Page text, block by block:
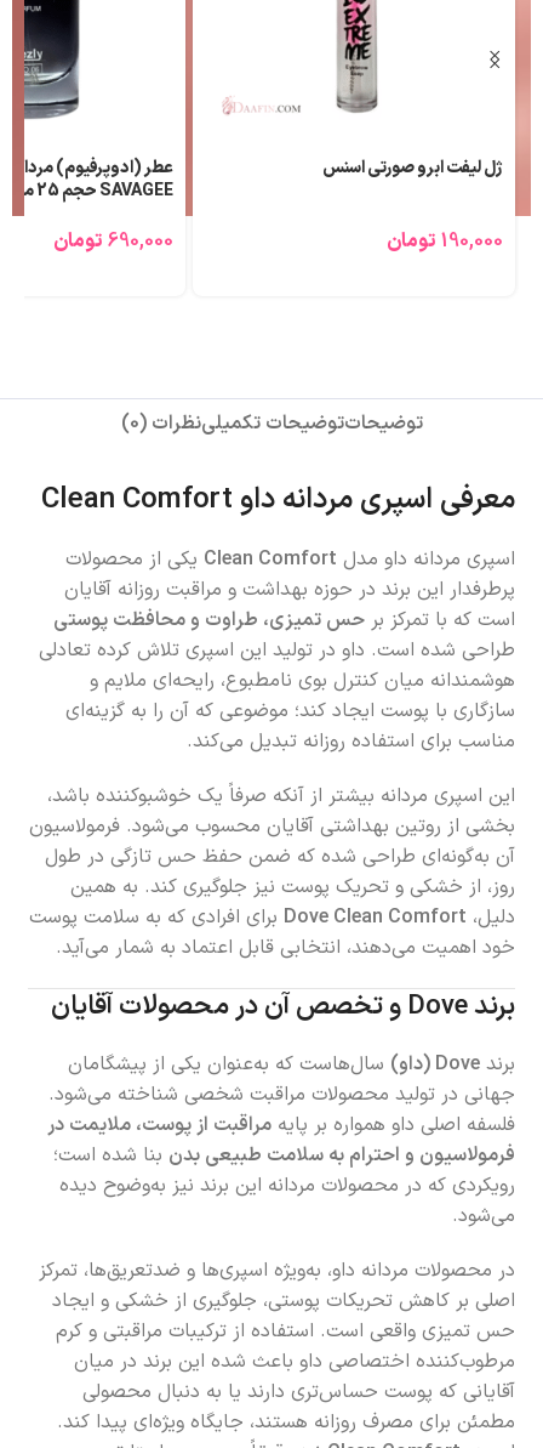
ژل لیفت ابرو صورتی اسنس
190,000 تومان
عطر (ادوپرفیوم) مردانه
SAVAGEE حجم 25 میلی لیتر
690,000 تومان
توضیحاتتوضیحات تکمیلینظرات (0)
معرفی اسپری مردانه داو Clean Comfort
اسپری مردانه داو مدل Clean Comfort یکی از محصولات
پرطرفدار این برند در حوزه بهداشت و مراقبت روزانه آقایان
است که با تمرکز برحس تمیزی، طراوت و محافظت پوستی
طراحی شده است. داو در تولید این اسپری تلاش کرده تعادلی
هوشمندانه میان کنترل بوی نامطبوع، رایحه‌ای ملایم و
سازگاری با پوست ایجاد کند؛ موضوعی که آن را به گزینه‌ای
مناسب برای استفاده روزانه تبدیل می‌کند.
این اسپری مردانه بیشتر از آنکه صرفاً یک خوشبوکننده باشد،
بخشی از روتین بهداشتی آقایان محسوب می‌شود. فرمولاسیون
آن به‌گونه‌ای طراحی شده که ضمن حفظ حس تازگی در طول
روز، از خشکی و تحریک پوست نیز جلوگیری کند. به همین
دلیل، Dove Clean Comfort برای افرادی که به سلامت پوست
خود اهمیت می‌دهند، انتخابی قابل اعتماد به شمار می‌آید.
برند Dove و تخصص آن در محصولات آقایان
برندDove (داو)
سال‌هاست که به‌عنوان یکی از پیشگامان
جهانی در تولید محصولات مراقبت شخصی شناخته می‌شود.
فلسفه اصلی داو همواره بر پایهمراقبت از پوست، ملایمت در
فرمولاسیون و احترام به سلامت طبیعی بدن بنا شده است؛
رویکردی که در محصولات مردانه این برند نیز به‌وضوح دیده
می‌شود.
در محصولات مردانه داو، به‌ویژه اسپری‌ها و ضدتعریق‌ها، تمرکز
اصلی بر کاهش تحریکات پوستی، جلوگیری از خشکی و ایجاد
حس تمیزی واقعی است. استفاده از ترکیبات مراقبتی و کرم
مرطوب‌کننده اختصاصی داو باعث شده این برند در میان
آقایانی که پوست حساس‌تری دارند یا به دنبال محصولی
مطمئن برای مصرف روزانه هستند، جایگاه ویژه‌ای پیدا کند.